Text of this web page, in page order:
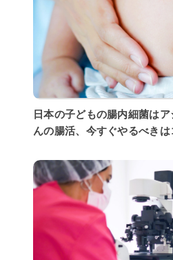
日本の子どもの腸内細菌は
んの腸活、今すぐやるべきは